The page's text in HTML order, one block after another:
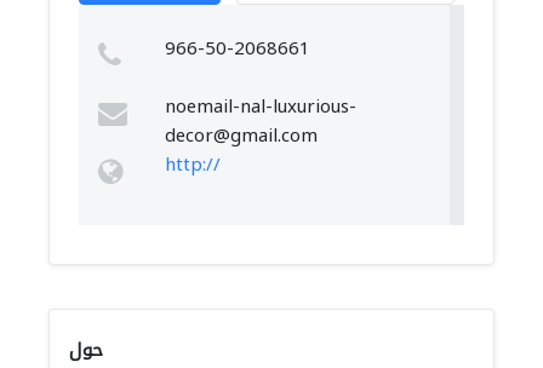
966-50-2068661
noemail-nal-luxurious-
decor@gmail.com
http://
حول